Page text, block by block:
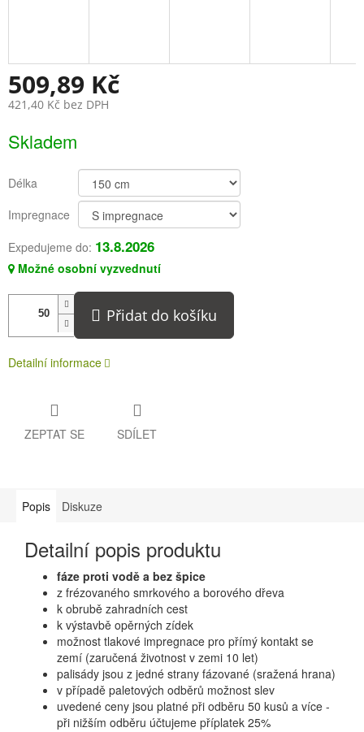
509,89 Kč
421,40 Kč bez DPH
cena:
Skladem
Délka
Impregnace
Expedujeme do: 13.8.2026
Možné osobní vyzvednutí
Přidat do košíku
Detailní informace
ZEPTAT SE SDÍLET
Popis Diskuze
Detailní popis produktu
fáze proti vodě a bez špice
z frézovaného smrkového a borového dřeva
k obrubě zahradních cest
k výstavbě opěrných zídek
možnost tlakové impregnace pro přímý kontakt se
zemí (zaručená životnost v zemi 10 let)
palisády jsou z jedné strany fázované (sražená hrana)
v případě paletových odběrů možnost slev
uvedené ceny jsou platné při odběru 50 kusů a více -
při nižším odběru účtujeme příplatek 25%